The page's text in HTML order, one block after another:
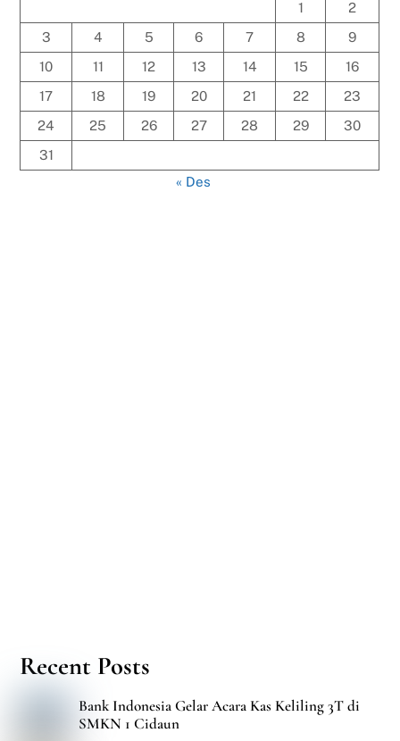
1
2
3
4 5 6 7 8
9
10
11 12 13 14 15
16
17
18 19 20 21 22
23
24
25 26 27 28 29
30
31
« Des
Recent Posts
Bank Indonesia Gelar Acara Kas Keliling 3T di
SMKN 1 Cidaun